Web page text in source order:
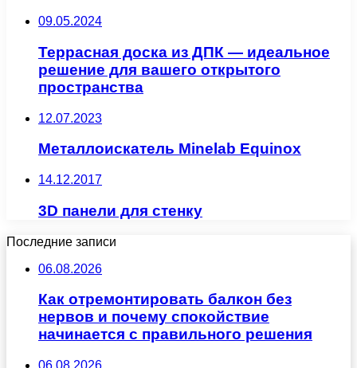
09.05.2024
Террасная доска из ДПК — идеальное
решение для вашего открытого
пространства
12.07.2023
Металлоискатель Minelab Equinox
14.12.2017
3D панели для стенку
Последние записи
06.08.2026
Как отремонтировать балкон без
нервов и почему спокойствие
начинается с правильного решения
06.08.2026